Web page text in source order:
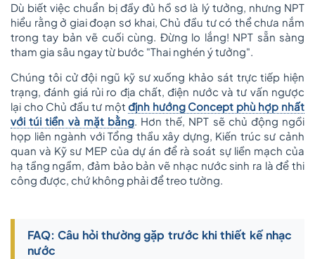
Dù biết việc chuẩn bị đầy đủ hồ sơ là lý tưởng, nhưng NPT
hiểu rằng ở giai đoạn sơ khai, Chủ đầu tư có thể chưa nắm
trong tay bản vẽ cuối cùng. Đừng lo lắng! NPT sẵn sàng
tham gia sâu ngay từ bước "Thai nghén ý tưởng".
Chúng tôi cử đội ngũ kỹ sư xuống khảo sát trực tiếp hiện
trạng, đánh giá rủi ro địa chất, điện nước và tư vấn ngược
lại cho Chủ đầu tư mộtđịnh hướng Concept phù hợp nhất
với túi tiền và mặt bằng. Hơn thế, NPT sẽ chủ động ngồi
họp liên ngành với Tổng thầu xây dựng, Kiến trúc sư cảnh
quan và Kỹ sư MEP của dự án để rà soát sự liền mạch của
hạ tầng ngầm, đảm bảo bản vẽ nhạc nước sinh ra là để thi
công được, chứ không phải để treo tường.
FAQ: Câu hỏi thường gặp trước khi thiết kế nhạc
nước